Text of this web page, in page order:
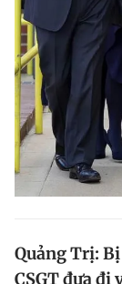
Quảng Trị:
CSGT đưa đi